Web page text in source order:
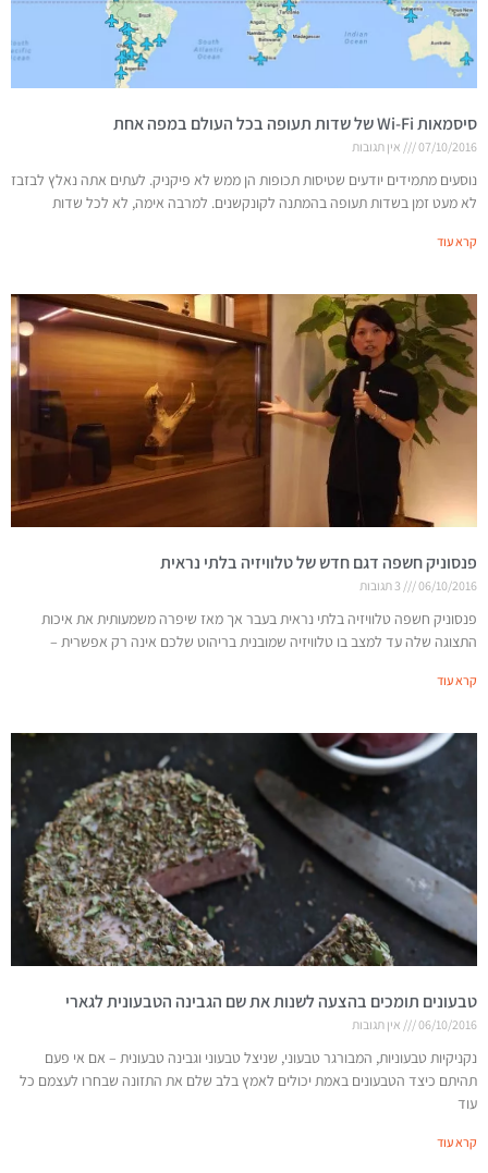
סיסמאות Wi-Fi של שדות תעופה בכל העולם במפה אחת
07/10/2016 אין תגובות
נוסעים מתמידים יודעים שטיסות תכופות הן ממש לא פיקניק. לעתים אתה נאלץ לבזבז
לא מעט זמן בשדות תעופה בהמתנה לקונקשנים. למרבה אימה, לא לכל שדות
קרא עוד
פנסוניק חשפה דגם חדש של טלוויזיה בלתי נראית
06/10/2016
פנסוניק חשפה טלוויזיה בלתי נראית בעבר אך מאז שיפרה משמעותית את איכות
התצוגה שלה עד למצב בו טלוויזיה שמובנית בריהוט שלכם אינה רק אפשרית –
קרא עוד
טבעונים תומכים בהצעה לשנות את שם הגבינה הטבעונית לגארי
06/10/2016 אין תגובות
נקניקיות טבעוניות, המבורגר טבעוני, שניצל טבעוני וגבינה טבעונית – אם אי פעם
תהיתם כיצד הטבעונים באמת יכולים לאמץ בלב שלם את התזונה שבחרו לעצמם כל
עוד
קרא עוד